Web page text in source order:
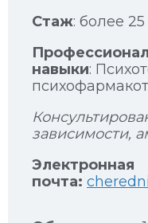
Стаж: более
навыки:
зависимости,
Электронная
почта: